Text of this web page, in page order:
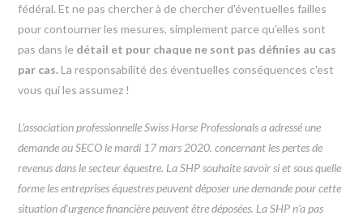
fédéral. Et ne pas chercher à de chercher d'éventuelles failles
pour contourner les mesures, simplement parce qu'elles sont
pas dans le détail et pour chaque ne sont pas définies au cas
par cas.La responsabilité des éventuelles conséquences c'est
vous qui les assumez !
L'association professionnelle Swiss Horse Professionals a adressé une
demande au SECO le mardi 17 mars 2020. concernant les pertes de
revenus dans le secteur équestre. La SHP souhaite savoir si et sous quelle
forme les entreprises équestres peuvent déposer une demande pour cette
situation d'urgence financière peuvent être déposées. La SHP n'a pas